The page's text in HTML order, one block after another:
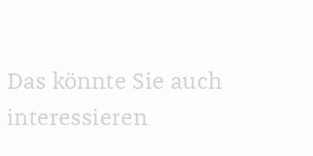
Das könnte Sie auch
interessieren